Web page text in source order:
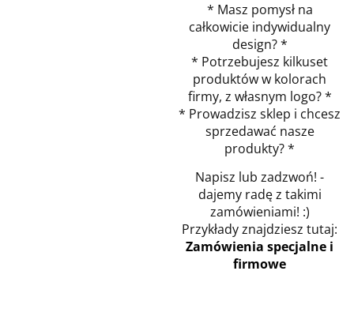
* Masz pomysł na
całkowicie indywidualny
design? *
* Potrzebujesz kilkuset
produktów w kolorach
firmy, z własnym logo? *
* Prowadzisz sklep i chcesz
sprzedawać nasze
produkty? *
Napisz lub zadzwoń! -
dajemy radę z takimi
zamówieniami! :)
Przykłady znajdziesz tutaj:
Zamówienia specjalne i
firmowe